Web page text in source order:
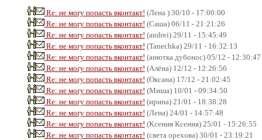
Re: не могу попасть вконтакт! (Лена ) 30/10 - 17:00:00
Re: не могу попасть вконтакт! (Саша) 06/11 - 21:21:26
Re: не могу попасть вконтакт! (andrei) 29/11 - 15:45:49
Re: не могу попасть вконтакт! (Tanechka) 29/11 - 16:32:13
Re: не могу попасть вконтакт! (анютка дубонос) 05/12 - 12:30:47
Re: не могу попасть вконтакт! (Алёна) 12/12 - 12:26:56
Re: не могу попасть вконтакт! (Оксана) 17/12 - 21:02:45
Re: не могу попасть вконтакт! (Миша) 10/01 - 09:34:50
Re: не могу попасть вконтакт! (ирина) 21/01 - 18:38:28
Re: не могу попасть вконтакт! (Лена) 24/01 - 14:57:48
Re: не могу попасть вконтакт! (Ксения Ксения) 25/01 - 15:26:55
Re: не могу попасть вконтакт! (света орехова) 30/01 - 23:19:21